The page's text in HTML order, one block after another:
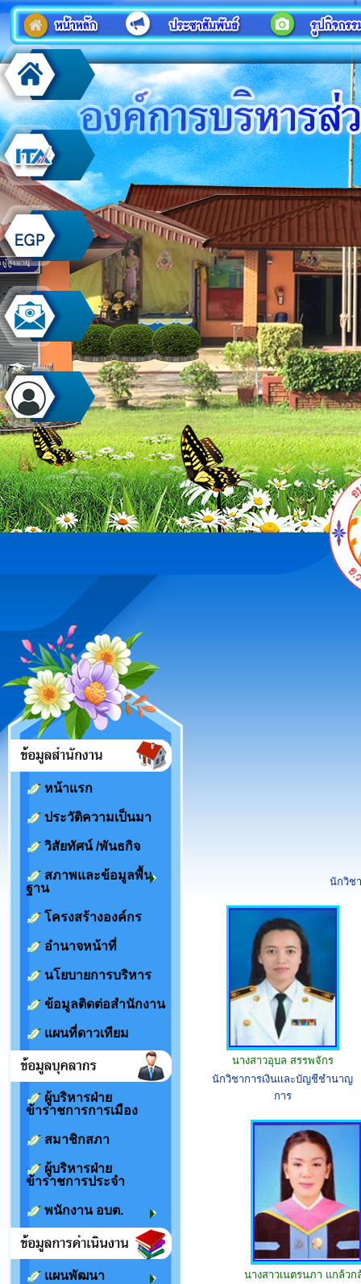
หน้าแรก
ประวัติความเป็นมา
วิสัยทัศน์ /พันธกิจ
สภาพและข้อมูลพื้น
ฐาน
โครงสร้างองค์กร
อำนาจหน้าที่
นโยบายการบริหาร
ข้อมูลติดต่อสำนักงาน
แผนที่ดาวเทียม
ผู้บริหารฝ่าย
ข้าราชการการเมือง
สมาชิกสภา
ผู้บริหารฝ่าย
ข้าราชการประจำ
พนักงาน อบต.
แผนพัฒนา
นักวิช
นางสาวอุบล สรรพจักร
นักวิชาการเงินเเละบัญชีชำนาญ
การ
นางสาวเนตรนภา แกล้วก